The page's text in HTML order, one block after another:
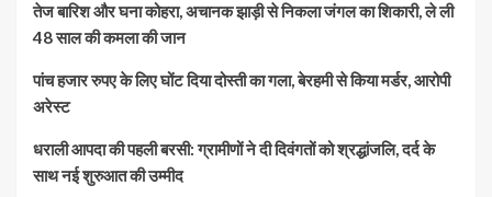
तेज बारिश और घना कोहरा, अचानक झाड़ी से निकला जंगल का शिकारी, ले ली
48 साल की कमला की जान
पांच हजार रुपए के लिए घोंट दिया दोस्ती का गला, बेरहमी से किया मर्डर, आरोपी
अरेस्ट
धराली आपदा की पहली बरसी: ग्रामीणों ने दी दिवंगतों को श्रद्धांजलि, दर्द के
साथ नई शुरुआत की उम्मीद